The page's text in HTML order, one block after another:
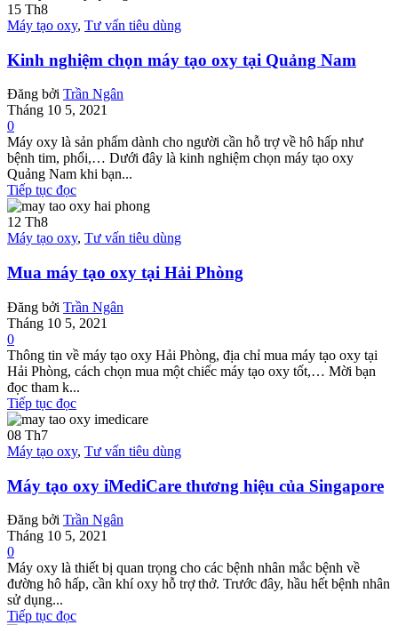
15 Th8
Máy tạo oxy, Tư vấn tiêu dùng
Kinh nghiệm chọn máy tạo oxy tại Quảng Nam
Đăng bởi Trần Ngân
Tháng 10 5, 2021
0
Máy oxy là sản phẩm dành cho người cần hỗ trợ về hô hấp như
bệnh tim, phổi,… Dưới đây là kinh nghiệm chọn máy tạo oxy
Quảng Nam khi bạn...
Tiếp tục đọc
12 Th8
Máy tạo oxy, Tư vấn tiêu dùng
Mua máy tạo oxy tại Hải Phòng
Đăng bởi Trần Ngân
Tháng 10 5, 2021
0
Thông tin về máy tạo oxy Hải Phòng, địa chỉ mua máy tạo oxy tại
Hải Phòng, cách chọn mua một chiếc máy tạo oxy tốt,… Mời bạn
đọc tham k...
Tiếp tục đọc
08 Th7
Máy tạo oxy, Tư vấn tiêu dùng
Máy tạo oxy iMediCare thương hiệu của Singapore
Đăng bởi Trần Ngân
Tháng 10 5, 2021
0
Máy oxy là thiết bị quan trọng cho các bệnh nhân mắc bệnh về
đường hô hấp, cần khí oxy hỗ trợ thở. Trước đây, hầu hết bệnh nhân
sử dụng...
Tiếp tục đọc